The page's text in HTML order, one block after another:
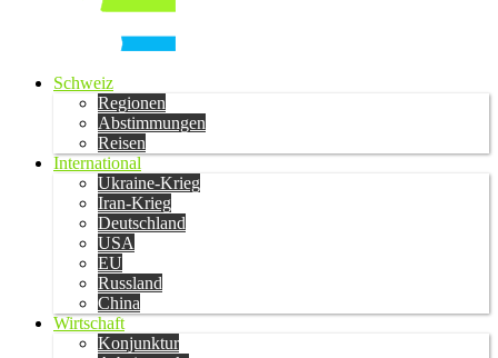
Schweiz
Regionen
Abstimmungen
Reisen
International
Ukraine-Krieg
Iran-Krieg
Deutschland
USA
EU
Russland
China
Wirtschaft
Konjunktur